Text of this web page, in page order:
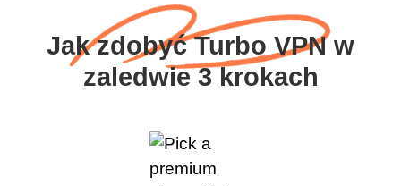
Jak zdobyć Turbo VPN w
zaledwie 3 krokach